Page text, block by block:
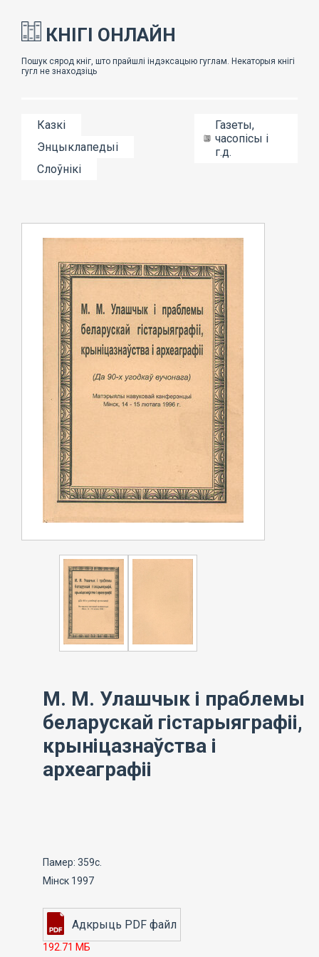
КНІГІ ОНЛАЙН
Казкі
Энцыклапедыі
Слоўнікі
Газеты,
часопісы і
г.д.
М. М. Улашчык і праблемы
беларускай гістарыяграфіі,
крыніцазнаўства і
археаграфіі
Памер: 359с.
Мінск 1997
192.71 МБ